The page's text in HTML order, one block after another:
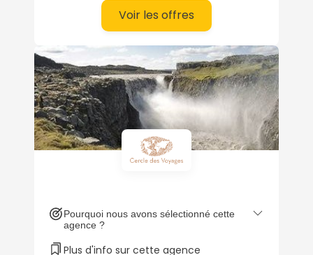
Voir les offres
Pourquoi nous avons sélectionné cette
agence ?
Plus d'info sur cette agence